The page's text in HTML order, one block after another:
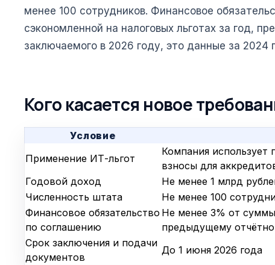
менее 100 сотрудников. Финансовое
сэкономленной на налоговых льготах за год,
заключаемого в 2026 году, это данные за 2024
Кого касается новое
Условие
Применение ИТ-льгот
Компания использует
взносы для
Годовой доход
Не менее 1 млрд
Численность штата
Не менее 100
Финансовое обязательство
по соглашению
Не менее 3% от
предыдущему
Срок заключения и подачи
документов
До 1 июня 2026 года